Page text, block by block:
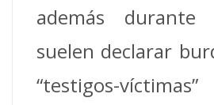
además durante
suelen declarar
“testigos-